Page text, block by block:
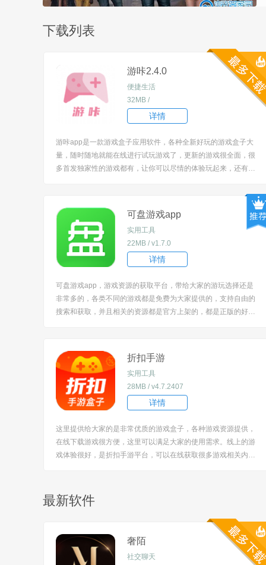
下载列表
游咔2.4.0
便捷生活
32MB /
详情
游咔app是一款游戏盒子应用软件，各种全新好玩的游戏盒子大
量，随时随地就能在线进行试玩游戏了，更新的游戏很全面，很
多首发独家性的游戏都有，让你可以尽情的体验玩起来，还有很
就能搜索进行玩了...
可盘游戏app
实用工具
22MB / v1.7.0
详情
可盘游戏app，游戏资源的获取平台，带给大家的游玩选择还是
非常多的，各类不同的游戏都是免费为大家提供的，支持自由的
搜索和获取，并且相关的资源都是官方上架的，都是正版的好游
类型的游戏，在社...
折扣手游
实用工具
28MB / v4.7.2407
详情
这里提供给大家的是非常优质的游戏盒子，各种游戏资源提供，
在线下载游戏很方便，这里可以满足大家的使用需求。线上的游
戏体验很好，是折扣手游平台，可以在线获取很多游戏相关内
提供，可以随时选择，...
最新软件
奢陌
社交聊天